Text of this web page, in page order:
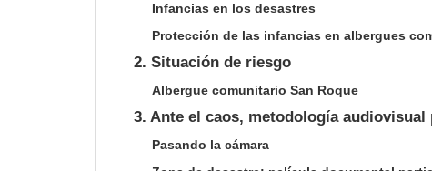
Infancias en los desastres
Protección de las infancias en albergues
2. Situación de riesgo
Albergue comunitario San Roque
3. Ante el caos, metodología
Pasando la cámara